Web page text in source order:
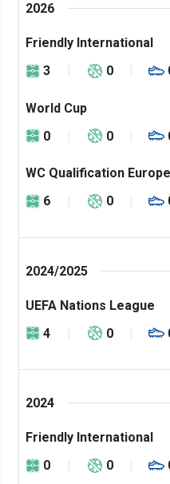
2026
Friendly International
3
0
World Cup
0
0
WC Qualification Europe
6
0
2024/2025
UEFA Nations League
4
0
2024
Friendly International
0
0